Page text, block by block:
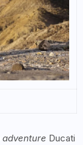
adventure Ducati